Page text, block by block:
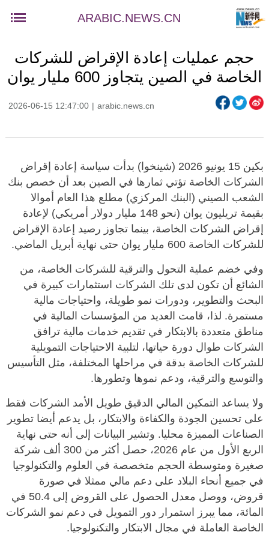
ARABIC.NEWS.CN
حجم عمليات إعادة الإقراض للشركات
الخاصة في الصين يتجاوز 600 مليار يوان
2026-06-15 12:47:00 | arabic.news.cn
بكين 15 يونيو 2026 (شينخوا) بدأت سياسة إعادة إقراض
الشركات الخاصة تؤتي ثمارها في الصين بعد أن خصص بنك
الشعب الصيني (البنك المركزي) مطلع هذا العام أموالا
بقيمة تريليون يوان (نحو 148 مليار دولار أمريكي) لإعادة
إقراض الشركات الخاصة، بينما تجاوز رصيد إعادة الإقراض
للشركات الخاصة 600 مليار يوان حتى نهاية أبريل الماضي.
وفي خضم عملية التحول والترقية للشركات الخاصة، من
الشائع أن تكون لدى تلك الشركات استثمارات كبيرة في
البحث والتطوير، ودورات نمو طويلة، واحتياجات مالية
مستمرة. لذا، قامت العديد من المؤسسات المالية في
مناطق متعددة بالابتكار في تقديم خدمات مالية ترافق
الشركات طوال دورة حياتها، لتلبية الاحتياجات التمويلية
للشركات الخاصة بدقة في مراحلها المختلفة، مثل التأسيس
والتوسع والترقية، ودعم نموها وتطورها.
ولا يساعد التمكين المالي الدقيق طويل الأمد الشركات فقط
على تحسين الجودة والكفاءة والابتكار، بل يدعم أيضا تطوير
الصناعات المميزة محليا. وتشير البيانات إلى أنه حتى نهاية
الربع الأول من عام 2026، حصل أكثر من 300 ألف شركة
صغيرة ومتوسطة الحجم متخصصة في العلوم والتكنولوجيا
في جميع أنحاء البلاد على دعم مالي ممثلا في صورة
قروض، ووصل معدل الحصول على القروض إلى 50.4 في
المائة، مما يبرز استمرار دور التمويل في دعم نمو الشركات
الخاصة العاملة في مجال الابتكار والتكنولوجيا.